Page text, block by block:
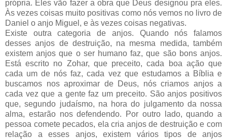
própria. Eles vão fazer a obra que Deus designou pra eles.
Às vezes coisas muito positivas como nós vemos no livro de
Daniel o anjo Miguel, e às vezes coisas negativas.
Existe outra categoria de anjos. Quando nós falamos
desses anjos de destruição, na mesma medida, também
existem anjos que o ser humano faz, que são bons anjos.
Está escrito no Zohar, que preceito, cada boa ação que
cada um de nós faz, cada vez que estudamos a Bíblia e
buscamos nos aproximar de Deus, nós criamos anjos a
cada vez que a gente faz um preceito. São anjos positivos
que, segundo judaísmo, na hora do julgamento da nossa
alma, estarão nos defendendo. Por outro lado, quando a
pessoa comete pecados, ela cria anjos de destruição e com
relação a esses anjos, existem vários tipos de anjos